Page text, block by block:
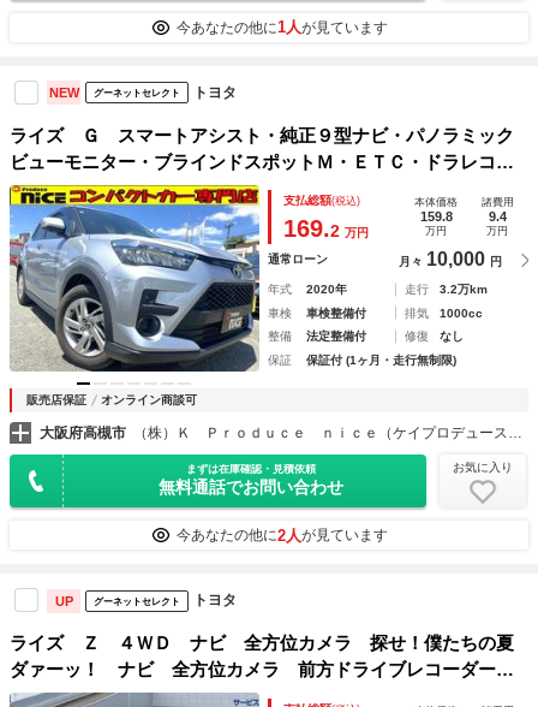
今あなたの他に1人が見ています
NEW グーネットセレクト トヨタ
ライズ Ｇ スマートアシスト・純正９型ナビ・パノラミック
ビューモニター・ブラインドスポットＭ・ＥＴＣ・ドラレコ・
ＬＥＤヘッド・フルセグ・Ｂｌｕｅｔｏｏｔｈ・純正ＡＷ・コ
ーナーセンサ・レーンキープ・プッシュスタート
支払総額(税込)
169.2 万円
本体価格
159.8
万円
諸費用
9.4
万円
通常ローン 月々 10,000 円
年式 2020年 走行
3.2万km
車検
車検整備付 排気
1000cc
整備
法定整備付 修復
なし
保証
保証付 (1ヶ月・走行無制限)
販売店保証 オンライン商談可
大阪府高槻市 （株）Ｋ Ｐｒｏｄｕｃｅ ｎｉｃｅ（ケイプロデュースナイス）プリウス・コンパクトカー専門店
まずは在庫確認・見積依頼
無料通話でお問い合わせ
お気に入り
今あなたの他に2人が見ています
UP グーネットセレクト トヨタ
ライズ Ｚ ４ＷＤ ナビ 全方位カメラ 探せ！僕たちの夏
ダァーッ！ ナビ 全方位カメラ 前方ドライブレコーダー
クルーズコントロール オートライト Ｂｌｕｅｔｏｏｔｈ